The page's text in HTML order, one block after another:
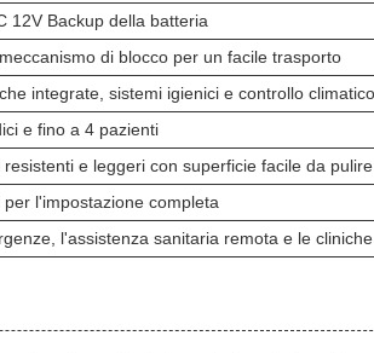
12V Backup della batteria
di blocco per un facile trasporto
integrate, sistemi igienici e controllo climatico
e fino a 4 pazienti
e leggeri con superficie facile da pulire
l'impostazione completa
l'assistenza sanitaria remota e le